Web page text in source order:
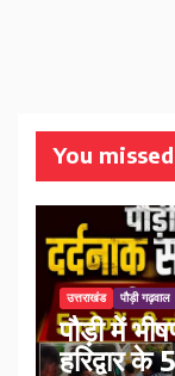
You missed
उत्तराखंड पौड़ी गढ़वाल
पौड़ी में
हरिद्वार